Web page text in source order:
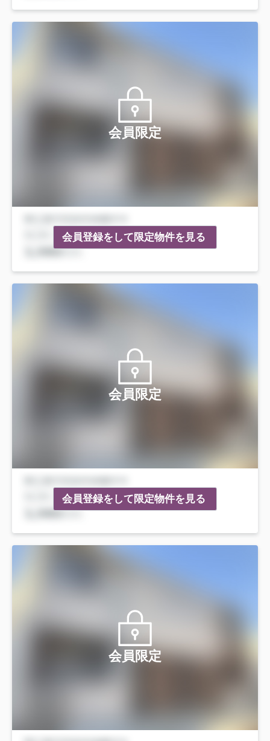
会員限定
会員登録をして限定物件を見る
会員限定
会員登録をして限定物件を見る
会員限定